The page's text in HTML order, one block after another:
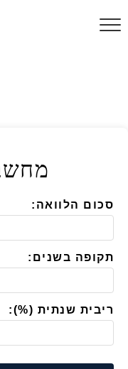
סכום הלוואה:
תקופה בשנים:
ריבית שנתית (%):